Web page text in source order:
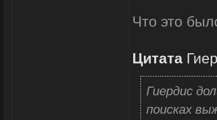
Что это
Цитата
Гиердис
поисках